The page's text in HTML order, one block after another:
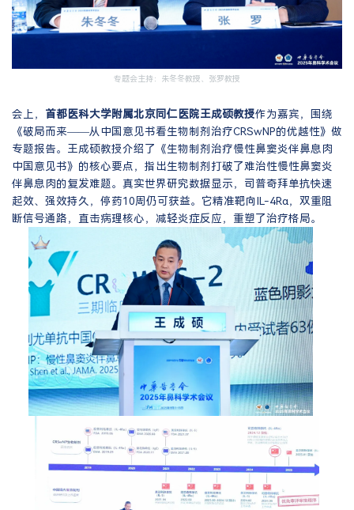
专题会主持：朱冬冬教授、张罗教授
会上， 首都医科大学附属北京同仁医院王成硕教授作为嘉宾，围绕
《破局而来——从中国意见书看生物制剂治疗CRSwNP的优越性》做
专题报告。王成硕教授介绍了《生物制剂治疗慢性鼻窦炎伴鼻息肉
中国意见书》的核心要点，指出生物制剂打破了难治性慢性鼻窦炎
伴鼻息肉的复发难题。真实世界研究数据显示，司普奇拜单抗快速
起效、强效持久，停药10周仍可获益。它精准靶向IL-4Rα，双重阻
断信号通路，直击病理核心，减轻炎症反应，重塑了治疗格局。